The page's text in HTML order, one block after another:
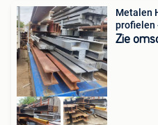
Metalen
profielen
Zie